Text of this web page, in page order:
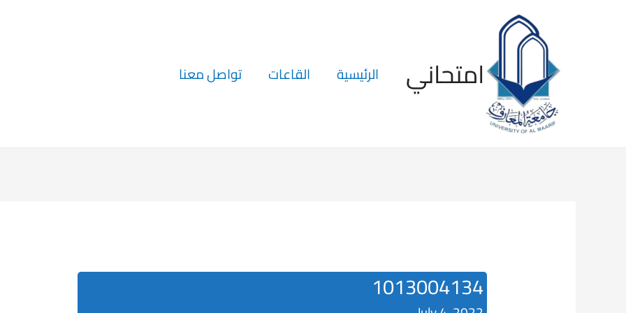
الرئيسية القاعات تواصل معنا امتحاني
1013004134